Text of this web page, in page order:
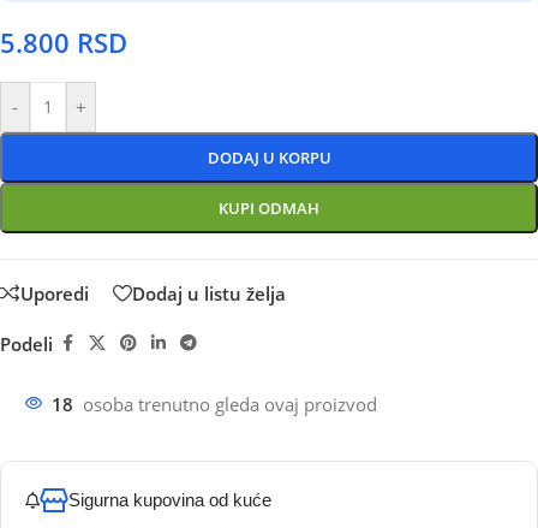
5.800 RSD
- +
DODAJ U KORPU
KUPI ODMAH
Uporedi Dodaj u listu želja
Podeli
18 osoba trenutno gleda ovaj proizvod
Sigurna kupovina od kuće